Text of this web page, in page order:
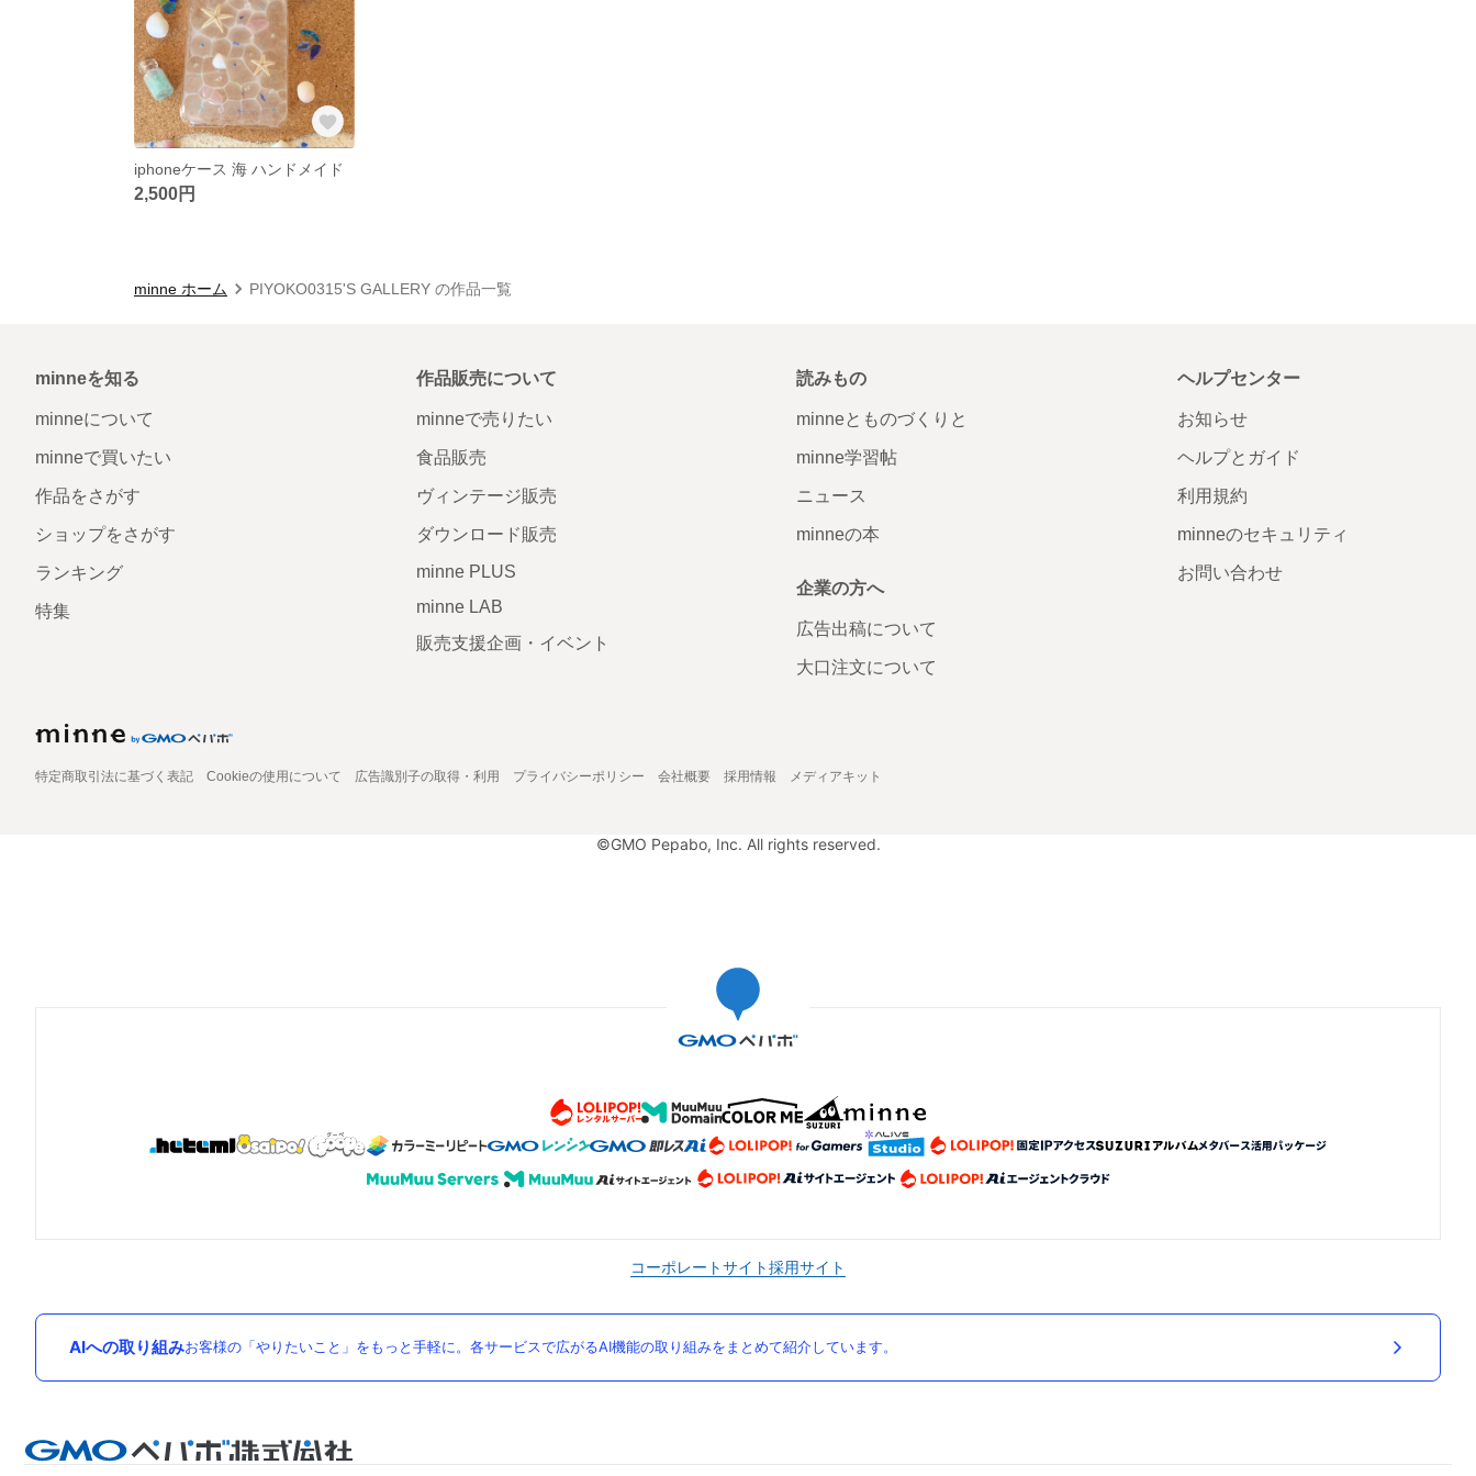
iphoneケース 海 ハンドメイド
2,500円
minne ホーム PIYOKO0315'S GALLERY の作品一覧
minneを知る
minneについて
minneで買いたい
作品をさがす
ショップをさがす
ランキング
特集
作品販売について
minneで売りたい
食品販売
ヴィンテージ販売
ダウンロード販売
minne PLUS
minne LAB
販売支援企画・イベント
読みもの
minneとものづくりと
minne学習帖
ニュース
minneの本
企業の方へ
広告出稿について
大口注文について
ヘルプセンター
お知らせ
ヘルプとガイド
利用規約
minneのセキュリティ
お問い合わせ
特定商取引法に基づく表記 Cookieの使用について 広告識別子の取得・利用 プライバシーポリシー 会社概要 採用情報 メディアキット
©GMO Pepabo, Inc. All rights reserved.
コーポレートサイト採用サイト
AIへの取り組みお客様の「やりたいこと」をもっと手軽に。各サービスで広がるAI機能の取り組みをまとめて紹介しています。